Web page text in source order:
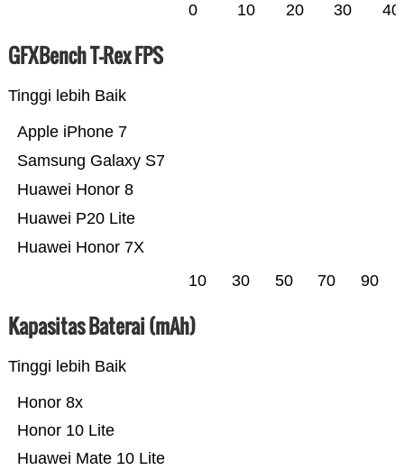
0 10 20 30 40
GFXBench T-Rex FPS
Tinggi lebih Baik
Huawei Honor 7X
Huawei P20 Lite
Huawei Honor 8
Samsung Galaxy S7
Apple iPhone 7
10 30 50 70 90
Kapasitas Baterai (mAh)
Tinggi lebih Baik
Huawei Mate 10 Lite
Honor 10 Lite
Honor 8x